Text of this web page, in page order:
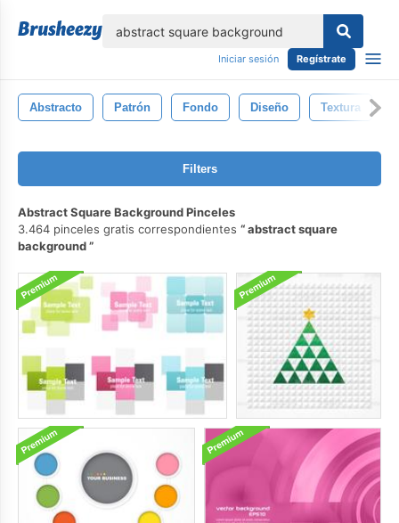
Iniciar sesión Regístrate
Abstracto Patrón Fondo Diseño Textura
Filters
Abstract Square Background Pinceles
3.464 pinceles gratis correspondientes
abstract square
background